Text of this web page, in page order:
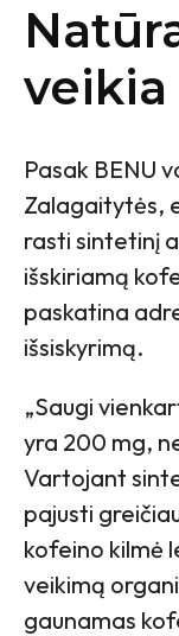
Pasak BENU
Zalagaitytės,
rasti sintetinį
išskiriamą
paskatina
išsiskyrimą.
„Saugi
yra 200 mg,
Vartojant
pajusti
kofeino kilmė
veikimą
gaunamas